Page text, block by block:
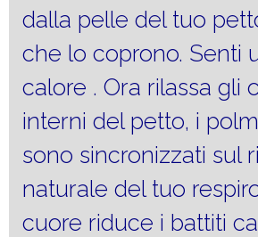
dalla pelle del tuo
che lo coprono. Senti
calore . Ora rilassa gli
interni del petto, i
sono sincronizzati sul
naturale del tuo
cuore riduce i battiti